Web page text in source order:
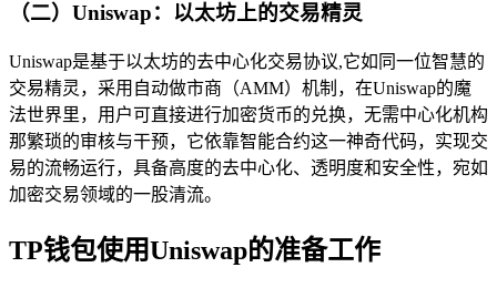
（二）Uniswap：以太坊上的交易精灵
Uniswap是基于以太坊的去中心化交易协议,它如同一位智慧的
交易精灵，采用自动做市商（AMM）机制，在Uniswap的魔
法世界里，用户可直接进行加密货币的兑换，无需中心化机构
那繁琐的审核与干预，它依靠智能合约这一神奇代码，实现交
易的流畅运行，具备高度的去中心化、透明度和安全性，宛如
加密交易领域的一股清流。
TP钱包使用Uniswap的准备工作